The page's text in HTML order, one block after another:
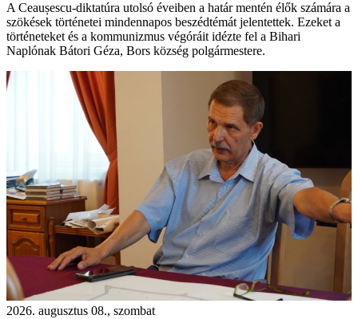
A Ceaușescu-diktatúra utolsó éveiben a határ mentén élők számára a
szökések történetei mindennapos beszédtémát jelentettek. Ezeket a
történeteket és a kommunizmus végóráit idézte fel a Bihari
Naplónak Bátori Géza, Bors község polgármestere.
2026. augusztus 08., szombat